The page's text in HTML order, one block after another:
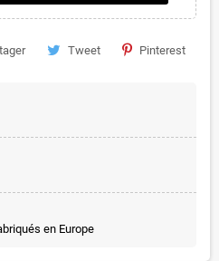
Tweet Pinterest
en Europe